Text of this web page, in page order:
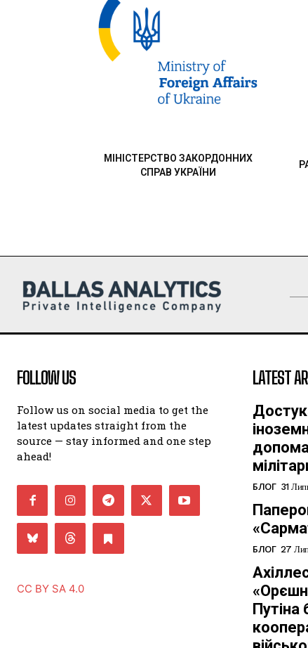
МІНІСТЕРСТВО ЗАКОРДОННИХ
СПРАВ УКРАЇНИ
FOLLOW US
Follow us on social media to get the
latest updates straight from the
source — stay informed and one step
ahead!
CC BY SA 4.0
LATEST
БЛОГ 31
БЛОГ 27
Путіна